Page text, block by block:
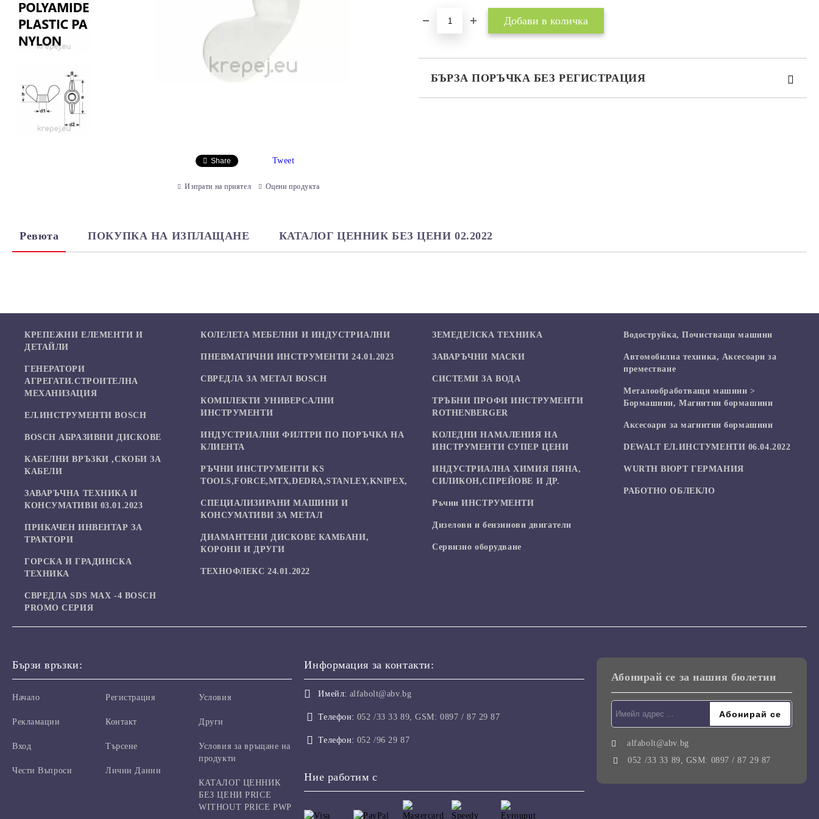
БЪРЗА ПОРЪЧКА БЕЗ РЕГИСТРАЦИЯ
Share
Tweet
Изпрати на приятел Оцени продукта
Ревюта ПОКУПКА НА ИЗПЛАЩАНЕ КАТАЛОГ ЦЕННИК БЕЗ ЦЕНИ 02.2022
КРЕПЕЖНИ ЕЛЕМЕНТИ И
ДЕТАЙЛИ
ГЕНЕРАТОРИ
АГРЕГАТИ.СТРОИТЕЛНА
МЕХАНИЗАЦИЯ
ЕЛ.ИНСТРУМЕНТИ BOSCH
BOSCH АБРАЗИВНИ ДИСКОВЕ
КАБЕЛНИ ВРЪЗКИ ,СКОБИ ЗА
КАБЕЛИ
ЗАВАРЪЧНА ТЕХНИКА И
КОНСУМАТИВИ 03.01.2023
ПРИКАЧЕН ИНВЕНТАР ЗА
ТРАКТОРИ
ГОРСКА И ГРАДИНСКА
ТЕХНИКА
СВРЕДЛА SDS MAX -4 BOSCH
PROMO СЕРИЯ
КОЛЕЛЕТА МЕБЕЛНИ И ИНДУСТРИАЛНИ
ПНЕВМАТИЧНИ ИНСТРУМЕНТИ 24.01.2023
СВРЕДЛА ЗА МЕТАЛ BOSCH
КОМПЛЕКТИ УНИВЕРСАЛНИ
ИНСТРУМЕНТИ
ИНДУСТРИАЛНИ ФИЛТРИ ПО ПОРЪЧКА НА
КЛИЕНТА
РЪЧНИ ИНСТРУМЕНТИ KS
TOOLS,FORCE,MTX,DEDRA,STANLEY,KNIPEX,
СПЕЦИАЛИЗИРАНИ МАШИНИ И
КОНСУМАТИВИ ЗА МЕТАЛ
ДИАМАНТЕНИ ДИСКОВЕ КАМБАНИ,
КОРОНИ И ДРУГИ
ТЕХНОФЛЕКС 24.01.2022
ЗЕМЕДЕЛСКА ТЕХНИКА
ЗАВАРЪЧНИ МАСКИ
СИСТЕМИ ЗА ВОДА
ТРЪБНИ ПРОФИ ИНСТРУМЕНТИ
ROTHENBERGER
КОЛЕДНИ НАМАЛЕНИЯ НА
ИНСТРУМЕНТИ СУПЕР ЦЕНИ
ИНДУСТРИАЛНА ХИМИЯ ПЯНА,
СИЛИКОН,СПРЕЙОВЕ И ДР.
Ръчни ИНСТРУМЕНТИ
Дизелови и бензинови двигатели
Сервизно оборудване
Водоструйка, Почистващи машини
Автомобилна техника, Аксесоари за
преместване
Mеталообработващи машини >
Бормашини, Магнитни бормашини
Аксесоари за магнитни бормашини
DEWALT ЕЛ.ИНСТУМЕНТИ 06.04.2022
WURTH ВЮРТ ГЕРМАНИЯ
РАБОТНО ОБЛЕКЛО
Бързи връзки:
Начало
Рекламации
Вход
Чести Въпроси
Регистрация
Контакт
Търсене
Лични Данни
Условия
Други
Условия за връщане на
продукти
КАТАЛОГ ЦЕННИК
БЕЗ ЦЕНИ PRICE
WITHOUT PRICE PWP
Информация за контакти:
Имейл: alfabolt@abv.bg
Телефон: 052 /33 33 89, GSM: 0897 / 87 29 87
Телефон: 052 /96 29 87
Ние работим с
Абонирай се за нашия бюлетин
alfabolt@abv.bg
052 /33 33 89, GSM: 0897 / 87 29 87